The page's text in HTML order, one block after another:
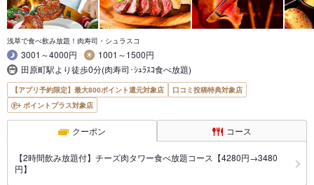
浅草で食べ飲み放題！肉寿司・シュラスコ
3001～4000円
1001～1500円
田原町駅より徒歩0分(肉寿司･ｼｭﾗｽｺ食べ放題)
【アプリ予約限定】最大800ポイント還元対象店
口コミ投稿特典対象店
ポイントプラス対象店
クーポン コース
【2時間飲み放題付】チーズ肉タワー食べ放題コース【4280円→3480
円】